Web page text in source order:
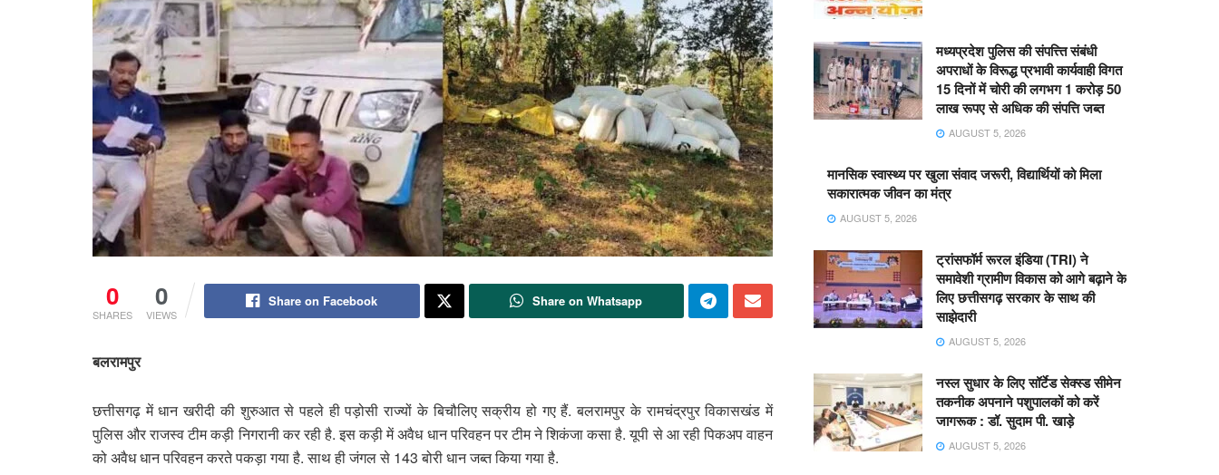
0
SHARES
0
VIEWS
Share on Facebook Share on Whatsapp
बलरामपुर
छत्तीसगढ़ में धान खरीदी की शुरुआत से पहले ही पड़ोसी राज्यों के बिचौलिए सक्रीय हो गए हैं. बलरामपुर के रामचंद्रपुर विकासखंड में
पुलिस और राजस्व टीम कड़ी निगरानी कर रही है. इस कड़ी में अवैध धान परिवहन पर टीम ने शिकंजा कसा है. यूपी से आ रही पिकअप वाहन
को अवैध धान परिवहन करते पकड़ा गया है. साथ ही जंगल से 143 बोरी धान जब्त किया गया है.
मध्यप्रदेश पुलिस की संपत्त्ति संबंधी
अपराधों के विरूद्ध प्रभावी कार्यवाही विगत
15 दिनों में चोरी की लगभग 1 करोड़ 50
लाख रूपए से अधिक की संपत्ति जब्‍त
AUGUST 5, 2026
मानसिक स्वास्थ्य पर खुला संवाद जरूरी, विद्यार्थियों को मिला
सकारात्मक जीवन का मंत्र
AUGUST 5, 2026
ट्रांसफॉर्म रूरल इंडिया (TRI) ने
समावेशी ग्रामीण विकास को आगे बढ़ाने के
लिए छत्तीसगढ़ सरकार के साथ की
साझेदारी
AUGUST 5, 2026
नस्ल सुधार के लिए सॉर्टेड सेक्स्ड सीमेन
तकनीक अपनाने पशुपालकों को करें
जागरूक : डॉ. सुदाम पी. खाड़े
AUGUST 5, 2026